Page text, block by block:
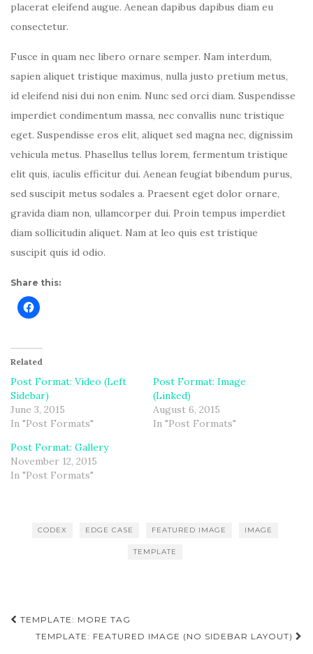
placerat eleifend augue. Aenean dapibus dapibus diam eu
consectetur.
Fusce in quam nec libero ornare semper. Nam interdum,
sapien aliquet tristique maximus, nulla justo pretium metus,
id eleifend nisi dui non enim. Nunc sed orci diam. Suspendisse
imperdiet condimentum massa, nec convallis nunc tristique
eget. Suspendisse eros elit, aliquet sed magna nec, dignissim
vehicula metus. Phasellus tellus lorem, fermentum tristique
elit quis, iaculis efficitur dui. Aenean feugiat bibendum purus,
sed suscipit metus sodales a. Praesent eget dolor ornare,
gravida diam non, ullamcorper dui. Proin tempus imperdiet
diam sollicitudin aliquet. Nam at leo quis est tristique
suscipit quis id odio.
Share this:
Related
Post Format: Video (Left
Sidebar)
June 3, 2015
In "Post Formats"
Post Format: Image
(Linked)
August 6, 2015
In "Post Formats"
Post Format: Gallery
November 12, 2015
In "Post Formats"
CODEX EDGE CASE FEATURED IMAGE IMAGE
TEMPLATE
Post
navigation
TEMPLATE: MORE TAG
TEMPLATE: FEATURED IMAGE (NO SIDEBAR LAYOUT)